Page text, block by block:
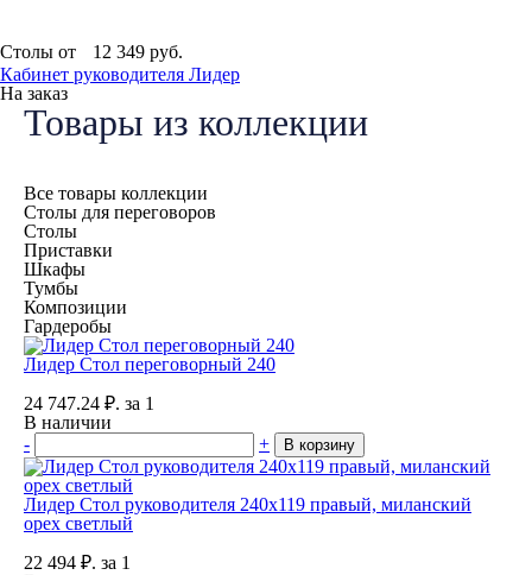
Столы от 12 349 руб.
Кабинет руководителя Лидер
На заказ
Товары из коллекции
Все товары коллекции
Столы для переговоров
Столы
Приставки
Шкафы
Тумбы
Композиции
Гардеробы
Лидер Стол переговорный 240
24 747.24 ₽. за 1
В наличии
-
+ В корзину
Лидер Стол руководителя 240x119 правый, миланский
орех светлый
22 494 ₽. за 1